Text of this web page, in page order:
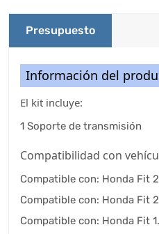
Presupuesto
Información del
El kit incluye:
1 Soporte de transmisión
Compatibilidad con
Compatible con: Honda Fit
Compatible con: Honda Fit
Compatible con: Honda Fit